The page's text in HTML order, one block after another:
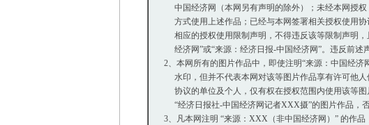
中国经济网（本网另有声明的除外）；未经本网授
方式使用上述作品；已经与本网签署相关授权使用
相应的授权使用限制声明，不得违反该等限制声明，
经济网”或“来源：经济日报-中国经济网”。违反前述
2、本网所有的图片作品中，即使注明“来源：中国经济
水印，但并不代表本网对该等图片作品享有许可他人
协议的单位及个人，仅有权在授权范围内使用该等
“经济日报社-中国经济网记者XXX摄”的图片作品，
3、凡本网注明 “来源：XXX（非中国经济网）” 的作